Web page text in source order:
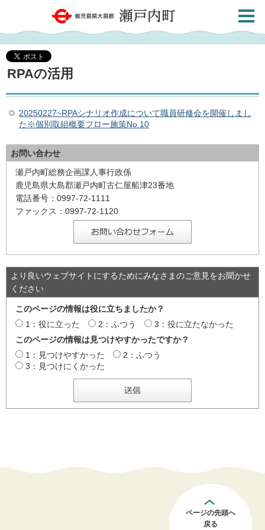
鹿児島県大島郡 瀬戸内町
共通メ
RPAの活用
20250227~RPAシナリオ作成について職員研修会を開催しまし
た※個別取組概要フロー施策No.10
お問い合わせ
瀬戸内町総務企画課人事行政係
鹿児島県大島郡瀬戸内町古仁屋船津23番地
電話番号：0997-72-1111
ファックス：0997-72-1120
より良いウェブサイトにするためにみなさまのご意見をお聞かせ
ください
このページの情報は役に立ちましたか？
1：役に立った
2：ふつう
3：役に立たなかった
このページの情報は見つけやすかったですか？
1：見つけやすかった
2：ふつう
3：見つけにくかった
ページの先頭へ
戻る